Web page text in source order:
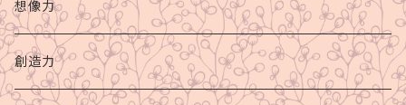
想像力
創造力